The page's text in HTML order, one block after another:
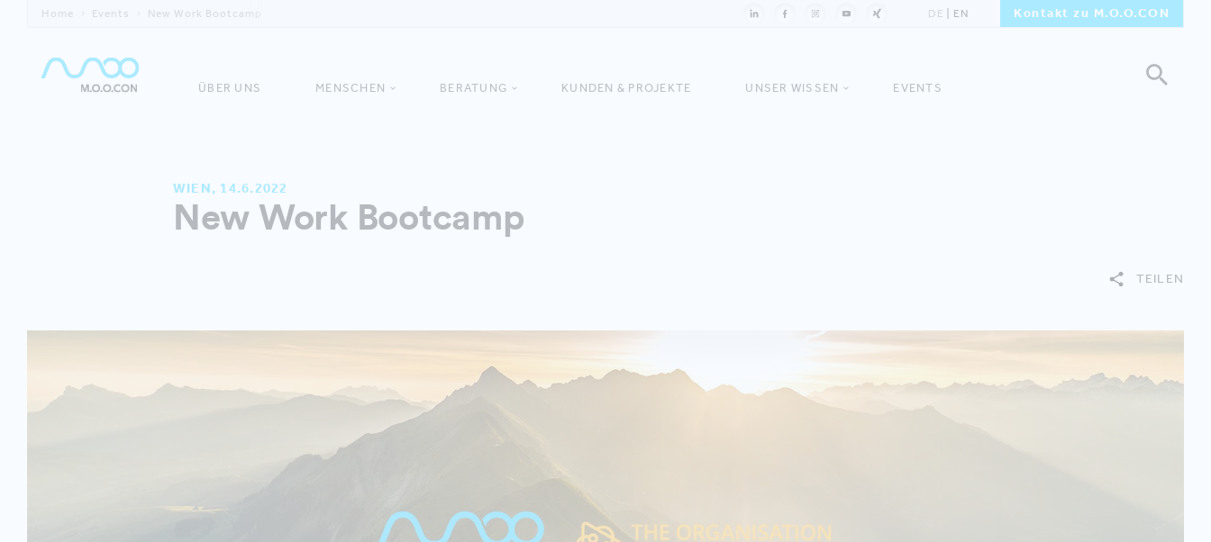
Home Events New Work Bootcamp DE EN Kontakt zu M.O.O.CON
ÜBER UNS MENSCHEN BERATUNG KUNDEN & PROJEKTE UNSER WISSEN EVENTS
WIEN, 14.6.2022
New Work Bootcamp
TEILEN